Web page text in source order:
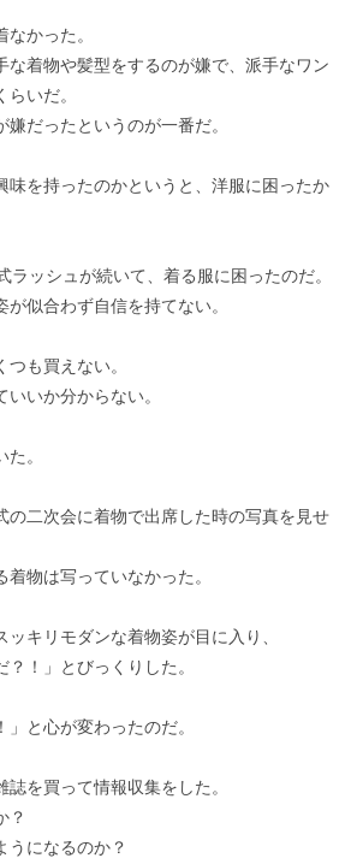
かった。
な着物や髪型をするのが嫌で、派手なワン
いだ。
嫌だったというのが一番だ。
味を持ったのかというと、洋服に困ったか
ラッシュが続いて、着る服に困ったのだ。
似合わず自信を持てない。
も買えない。
いか分からない。
。
の二次会に着物で出席した時の写真を見せ
物は写っていなかった。
キリモダンな着物姿が目に入り、
？！」とびっくりした。
と心が変わったのだ。
を買って情報収集をした。
？
うになるのか？